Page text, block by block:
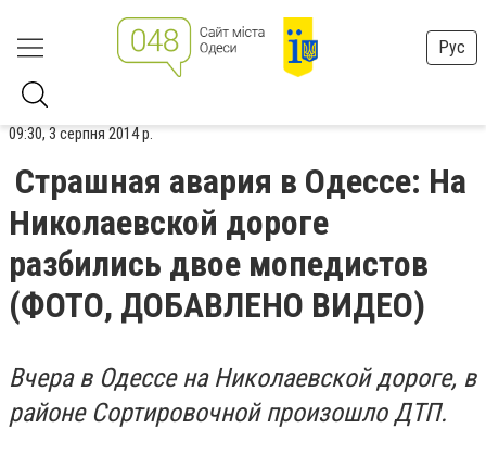
Рус
09:30, 3 серпня 2014 р.
Страшная авария в Одессе: На
Николаевской дороге
разбились двое мопедистов
(ФОТО, ДОБАВЛЕНО ВИДЕО)
Вчера в Одессе на Николаевской дороге, в
районе Сортировочной произошло ДТП.